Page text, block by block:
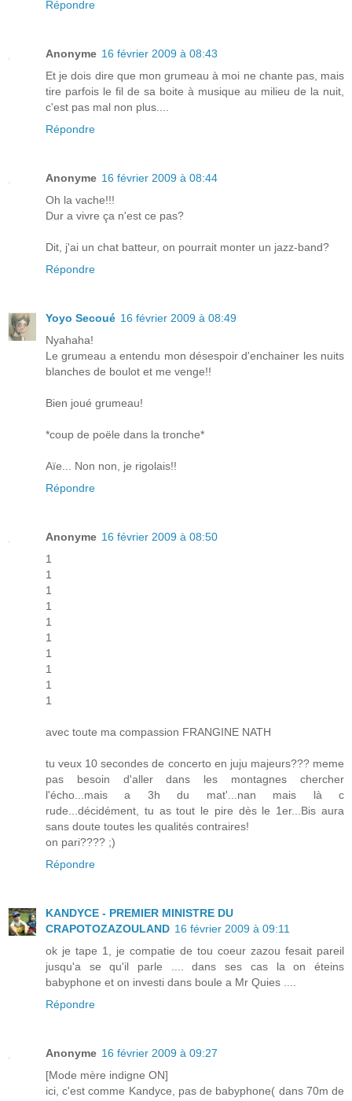
Répondre
Anonyme 16 février 2009 à 08:43
Et je dois dire que mon grumeau à moi ne chante pas, mais
tire parfois le fil de sa boite à musique au milieu de la nuit,
c'est pas mal non plus....
Répondre
Anonyme 16 février 2009 à 08:44
Oh la vache!!!
Dur a vivre ça n'est ce pas?
Dit, j'ai un chat batteur, on pourrait monter un jazz-band?
Répondre
Yoyo Secoué 16 février 2009 à 08:49
Nyahaha!
Le grumeau a entendu mon désespoir d'enchainer les nuits
blanches de boulot et me venge!!
Bien joué grumeau!
*coup de poële dans la tronche*
Aïe... Non non, je rigolais!!
Répondre
Anonyme 16 février 2009 à 08:50
1
1
1
1
1
1
1
1
1
1
avec toute ma compassion FRANGINE NATH
tu veux 10 secondes de concerto en juju majeurs??? meme
pas besoin d'aller dans les montagnes chercher
l'écho...mais a 3h du mat'...nan mais là c
rude...décidément, tu as tout le pire dès le 1er...Bis aura
sans doute toutes les qualités contraires!
on pari???? ;)
Répondre
KANDYCE - PREMIER MINISTRE DU
CRAPOTOZAZOULAND 16 février 2009 à 09:11
ok je tape 1, je compatie de tou coeur zazou fesait pareil
jusqu'a se qu'il parle .... dans ses cas la on éteins
babyphone et on investi dans boule a Mr Quies ....
Répondre
Anonyme 16 février 2009 à 09:27
[Mode mère indigne ON]
ici, c'est comme Kandyce, pas de babyphone( dans 70m de